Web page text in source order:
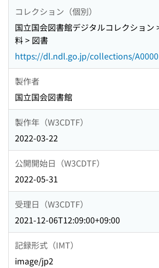
コレクション（個別）
国立国会図書館デジタルコレクション
料 > 図書
https://dl.ndl.go.jp/collections/
製作者
国立国会図書館
製作年（W3CDTF）
2022-03-22
公開開始日（W3CDTF）
2022-05-31
受理日（W3CDTF）
2021-12-06T12:09:00+09:00
記録形式（IMT）
image/jp2